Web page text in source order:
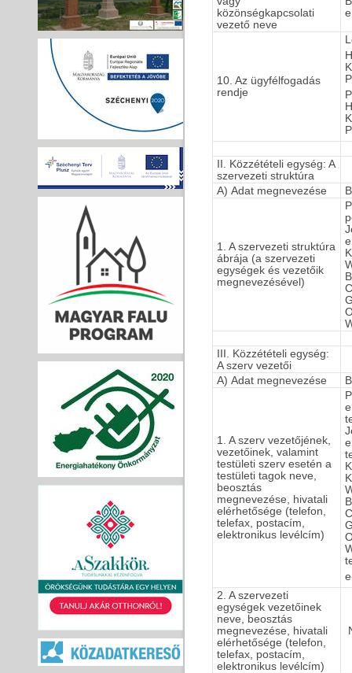
közönségkapcsolati
vezető neve
10. Az ügyfélfogadás
rendje
II. Közzétételi egység: A
szervezeti struktúra
A) Adat megnevezése
1. A szervezeti struktúra
ábrája (a szervezeti
egységek és vezetőik
megnevezésével)
III. Közzétételi egység:
A szerv vezetői
A) Adat megnevezése
1. A szerv vezetőjének,
vezetőinek, valamint
testületi szerv esetén a
testületi tagok neve,
beosztás
megnevezése, hivatali
elérhetősége (telefon,
telefax, postacím,
elektronikus levélcím)
2. A szervezeti
egységek vezetőinek
neve, beosztás
megnevezése, hivatali
elérhetősége (telefon,
telefax, postacím,
elektronikus levélcím)